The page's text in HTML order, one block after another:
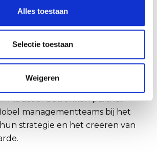
Alles toestaan
Selectie toestaan
Weigeren
Partners
is een Nederlandse
met een sterke marktpositie en
Als actief betrokken partner
managementteams bij het
strategie en het creëren van